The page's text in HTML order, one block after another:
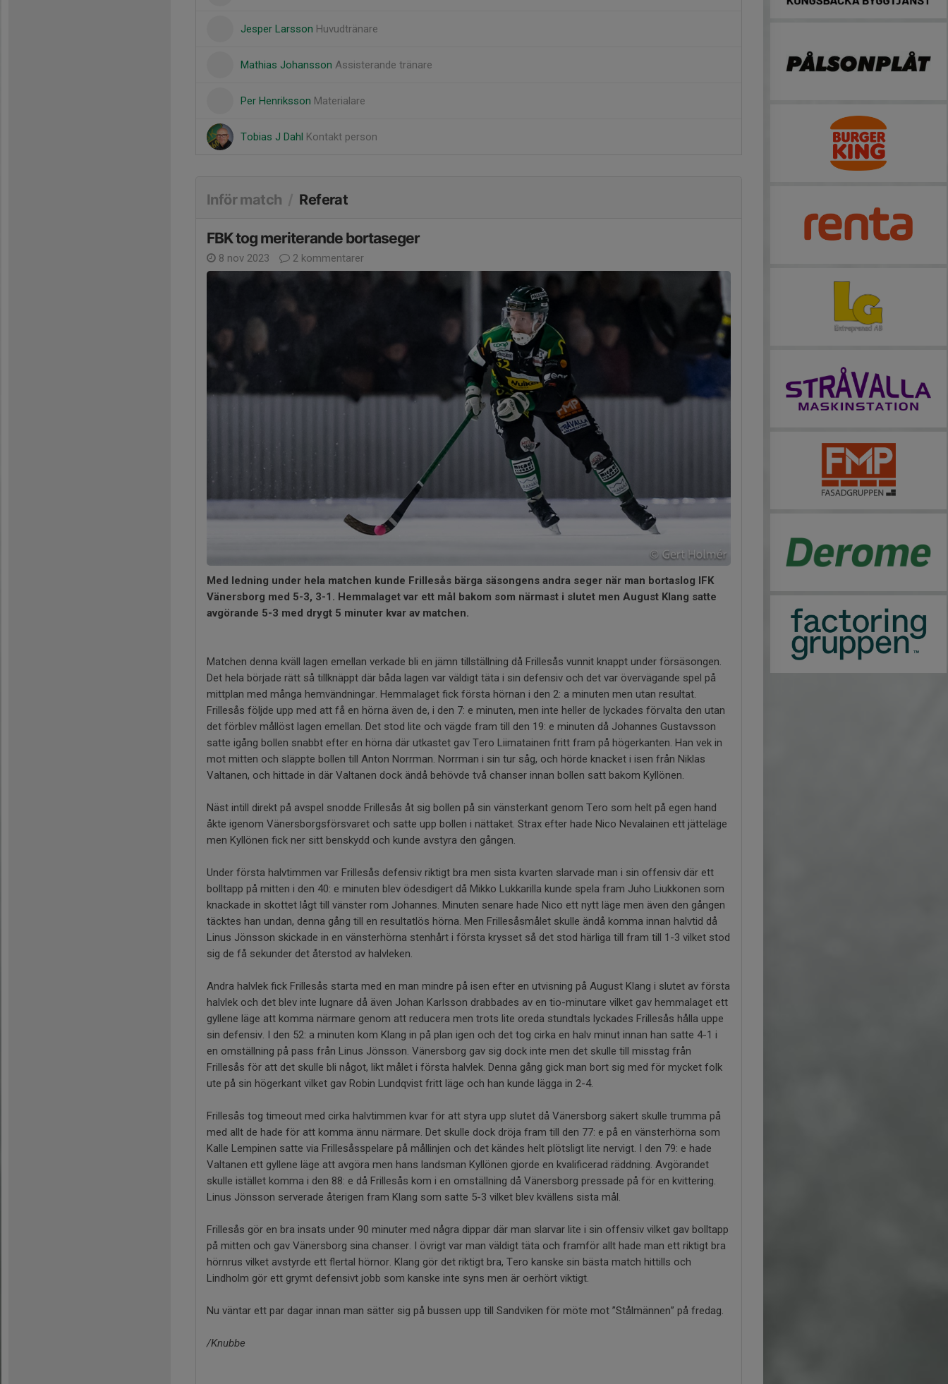
Jesper Larsson Huvudtränare
Mathias Johansson Assisterande tränare
Per Henriksson Materialare
Tobias J Dahl Kontakt person
Inför match Referat
FBK tog meriterande bortaseger
8 nov 2023 2 kommentarer
Med ledning under hela matchen kunde Frillesås bärga säsongens andra seger när man bortaslog IFK
Vänersborg med 5-3, 3-1. Hemmalaget var ett mål bakom som närmast i slutet men August Klang satte
avgörande 5-3 med drygt 5 minuter kvar av matchen.
Matchen denna kväll lagen emellan verkade bli en jämn tillställning då Frillesås vunnit knappt under försäsongen.
Det hela började rätt så tillknäppt där båda lagen var väldigt täta i sin defensiv och det var övervägande spel på
mittplan med många hemvändningar. Hemmalaget fick första hörnan i den 2: a minuten men utan resultat.
Frillesås följde upp med att få en hörna även de, i den 7: e minuten, men inte heller de lyckades förvalta den utan
det förblev mållöst lagen emellan. Det stod lite och vägde fram till den 19: e minuten då Johannes Gustavsson
satte igång bollen snabbt efter en hörna där utkastet gav Tero Liimatainen fritt fram på högerkanten. Han vek in
mot mitten och släppte bollen till Anton Norrman. Norrman i sin tur såg, och hörde knacket i isen från Niklas
Valtanen, och hittade in där Valtanen dock ändå behövde två chanser innan bollen satt bakom Kyllönen.
Näst intill direkt på avspel snodde Frillesås åt sig bollen på sin vänsterkant genom Tero som helt på egen hand
åkte igenom Vänersborgsförsvaret och satte upp bollen i nättaket. Strax efter hade Nico Nevalainen ett jätteläge
men Kyllönen fick ner sitt benskydd och kunde avstyra den gången.
Under första halvtimmen var Frillesås defensiv riktigt bra men sista kvarten slarvade man i sin offensiv där ett
bolltapp på mitten i den 40: e minuten blev ödesdigert då Mikko Lukkarilla kunde spela fram Juho Liukkonen som
knackade in skottet lågt till vänster rom Johannes. Minuten senare hade Nico ett nytt läge men även den gången
täcktes han undan, denna gång till en resultatlös hörna. Men Frillesåsmålet skulle ändå komma innan halvtid då
Linus Jönsson skickade in en vänsterhörna stenhårt i första krysset så det stod härliga till fram till 1-3 vilket stod
sig de få sekunder det återstod av halvleken.
Andra halvlek fick Frillesås starta med en man mindre på isen efter en utvisning på August Klang i slutet av första
halvlek och det blev inte lugnare då även Johan Karlsson drabbades av en tio-minutare vilket gav hemmalaget ett
gyllene läge att komma närmare genom att reducera men trots lite oreda stundtals lyckades Frillesås hålla uppe
sin defensiv. I den 52: a minuten kom Klang in på plan igen och det tog cirka en halv minut innan han satte 4-1 i
en omställning på pass från Linus Jönsson. Vänersborg gav sig dock inte men det skulle till misstag från
Frillesås för att det skulle bli något, likt målet i första halvlek. Denna gång gick man bort sig med för mycket folk
ute på sin högerkant vilket gav Robin Lundqvist fritt läge och han kunde lägga in 2-4.
Frillesås tog timeout med cirka halvtimmen kvar för att styra upp slutet då Vänersborg säkert skulle trumma på
med allt de hade för att komma ännu närmare. Det skulle dock dröja fram till den 77: e på en vänsterhörna som
Kalle Lempinen satte via Frillesåsspelare på mållinjen och det kändes helt plötsligt lite nervigt. I den 79: e hade
Valtanen ett gyllene läge att avgöra men hans landsman Kyllönen gjorde en kvalificerad räddning. Avgörandet
skulle istället komma i den 88: e då Frillesås kom i en omställning då Vänersborg pressade på för en kvittering.
Linus Jönsson serverade återigen fram Klang som satte 5-3 vilket blev kvällens sista mål.
Frillesås gör en bra insats under 90 minuter med några dippar där man slarvar lite i sin offensiv vilket gav bolltapp
på mitten och gav Vänersborg sina chanser. I övrigt var man väldigt täta och framför allt hade man ett riktigt bra
hörnrus vilket avstyrde ett flertal hörnor. Klang gör det riktigt bra, Tero kanske sin bästa match hittills och
Lindholm gör ett grymt defensivt jobb som kanske inte syns men är oerhört viktigt.
Nu väntar ett par dagar innan man sätter sig på bussen upp till Sandviken för möte mot ”Stålmännen” på fredag.
/Knubbe